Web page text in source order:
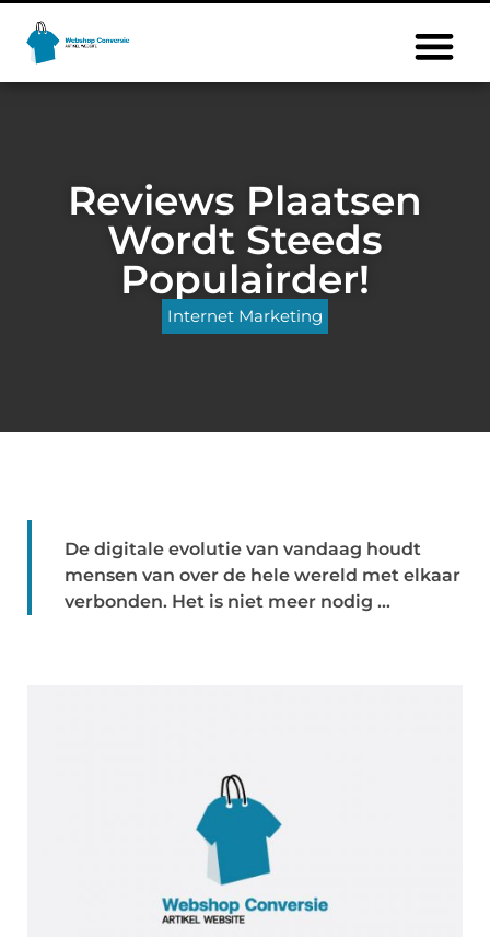
Reviews Plaatsen
Wordt Steeds
Populairder!
Internet Marketing
De digitale evolutie van vandaag houdt
mensen van over de hele wereld met elkaar
verbonden. Het is niet meer nodig ...